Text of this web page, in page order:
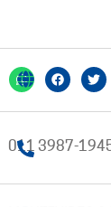
011 3987-